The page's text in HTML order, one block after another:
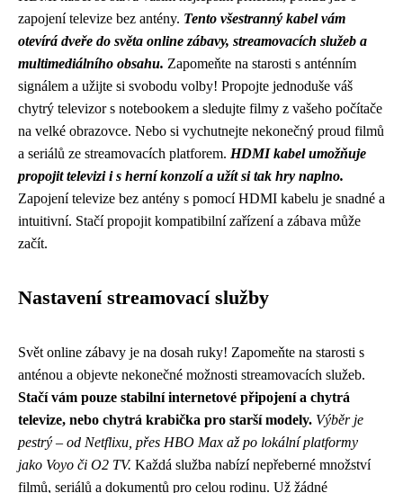
zapojení televize bez antény. Tento všestranný kabel vám
otevírá dveře do světa online zábavy, streamovacích služeb a
multimediálního obsahu. Zapomeňte na starosti s anténním
signálem a užijte si svobodu volby! Propojte jednoduše váš
chytrý televizor s notebookem a sledujte filmy z vašeho počítače
na velké obrazovce. Nebo si vychutnejte nekonečný proud filmů
a seriálů ze streamovacích platforem. HDMI kabel umožňuje
propojit televizi i s herní konzolí a užít si tak hry naplno.
Zapojení televize bez antény s pomocí HDMI kabelu je snadné a
intuitivní. Stačí propojit kompatibilní zařízení a zábava může
začít.
Nastavení streamovací služby
Svět online zábavy je na dosah ruky! Zapomeňte na starosti s
anténou a objevte nekonečné možnosti streamovacích služeb.
Stačí vám pouze stabilní internetové připojení a chytrá
televize, nebo chytrá krabička pro starší modely. Výběr je
pestrý – od Netflixu, přes HBO Max až po lokální platformy
jako Voyo či O2 TV. Každá služba nabízí nepřeberné množství
filmů, seriálů a dokumentů pro celou rodinu. Už žádné